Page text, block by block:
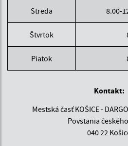
Streda 8.00-
Štvrtok
Piatok
Kontakt:
Mestská časť KOŠICE -
Povstania
040 22